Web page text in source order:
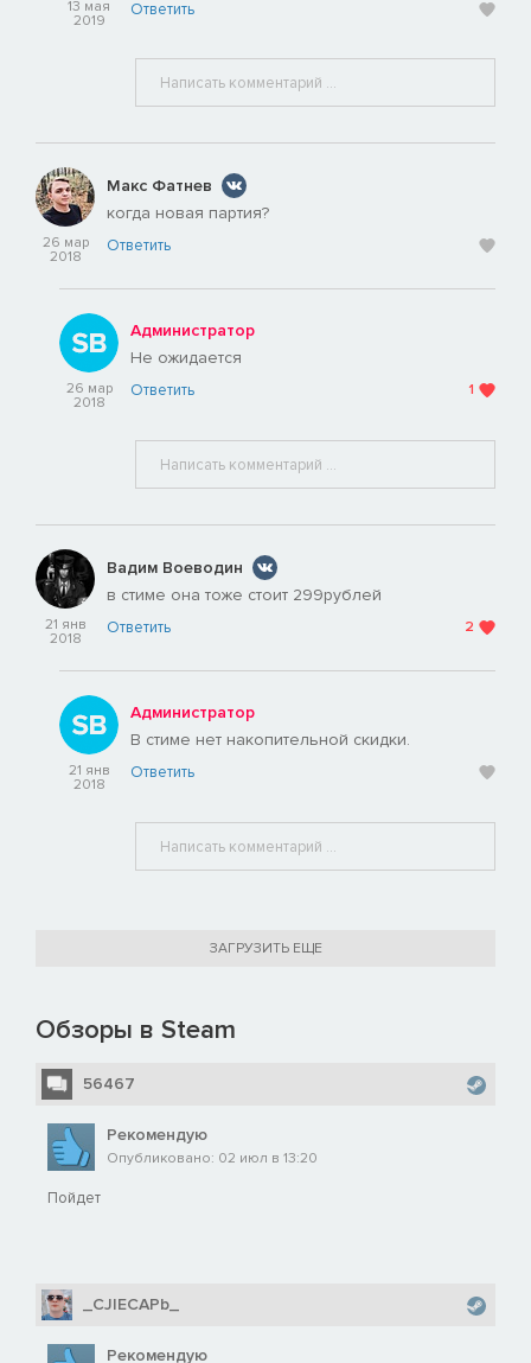
13 мая
2019
Ответить
26 мар
2018
Макс Фатнев
когда новая партия?
Ответить
26 мар
2018
Администратор
Не ожидается
Ответить 1
21 янв
2018
Вадим Воеводин
в стиме она тоже стоит 299рублей
Ответить 2
21 янв
2018
Администратор
В стиме нет накопительной скидки.
Ответить
ЗАГРУЗИТЬ ЕЩЕ
Обзоры в Steam
56467
Рекомендую
Опубликовано: 02 июл в 13:20
Пойдет
_CJIECAPb_
Рекомендую